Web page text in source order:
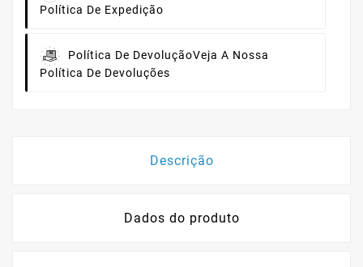
Política De Expedição
Política De DevoluçãoVeja A Nossa
Política De Devoluções
Descrição
Dados do produto